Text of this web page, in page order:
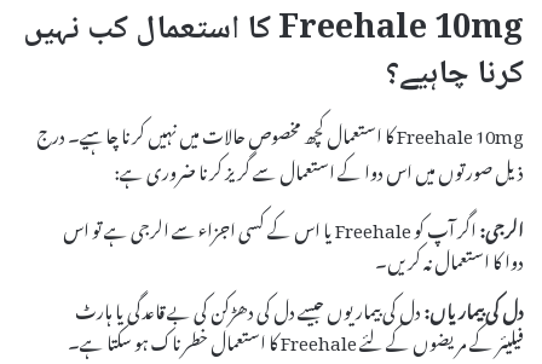
Freehale 10mg کا استعمال کب نہیں
کرنا چاہیے؟
Freehale 10mg کا استعمال کچھ مخصوص حالات میں نہیں کرنا چاہیے۔ درج
ذیل صورتوں میں اس دوا کے استعمال سے گریز کرنا ضروری ہے:
الرجی:
اگر آپ کو Freehale یا اس کے کسی اجزاء سے الرجی ہے تو اس
دوا کا استعمال نہ کریں۔
دل کی بیماریاں:دل کی بیماریوں جیسے دل کی دھڑکن کی بے قاعدگی یا ہارٹ
فیلیئر کے مریضوں کے لئے Freehale کا استعمال خطرناک ہو سکتا ہے۔